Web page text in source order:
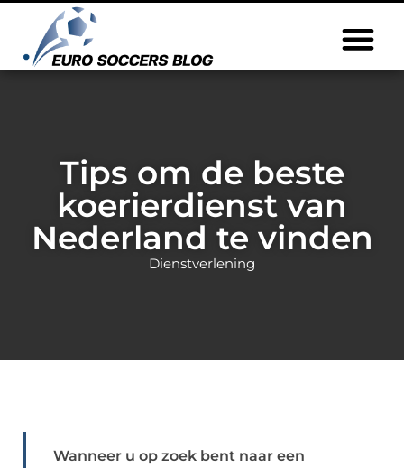
Tips om de beste
koerierdienst van
Nederland te vinden
Dienstverlening
Wanneer u op zoek bent naar een